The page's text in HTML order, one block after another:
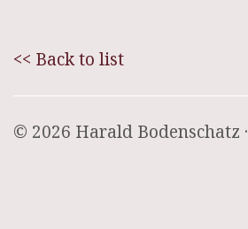
<< Back to list
© 2026 Harald Bodenschatz ·